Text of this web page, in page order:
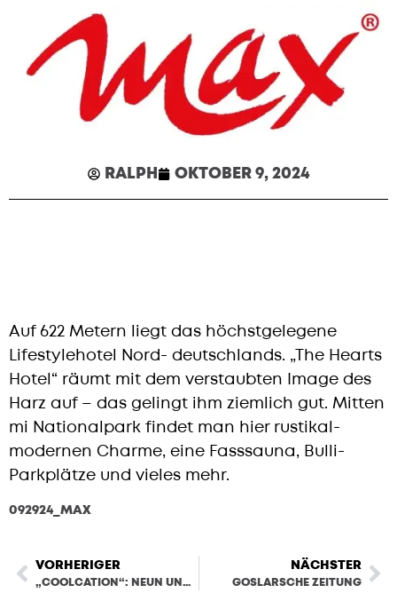
RALPH OKTOBER 9, 2024
Auf 622 Metern liegt das höchstgelegene
Lifestylehotel Nord- deutschlands. „The Hearts
Hotel“ räumt mit dem verstaubten Image des
Harz auf – das gelingt ihm ziemlich gut. Mitten
mi Nationalpark findet man hier rustikal-
modernen Charme, eine Fasssauna, Bulli-
Parkplätze und vieles mehr.
092924_MAX
VORHERIGER
„COOLCATION“: NEUN UNTERKÜNFTE, AN DENEN SIE DER HITZE ENTKOMMEN
NÄCHSTER
GOSLARSCHE ZEITUNG